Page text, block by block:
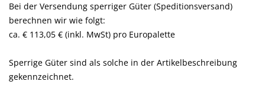
Bei der Versendung sperriger Güter (Speditionsversand)
berechnen wir wie folgt:
ca. € 113,05 € (inkl. MwSt) pro Europalette
Sperrige Güter sind als solche in der Artikelbeschreibung
gekennzeichnet.